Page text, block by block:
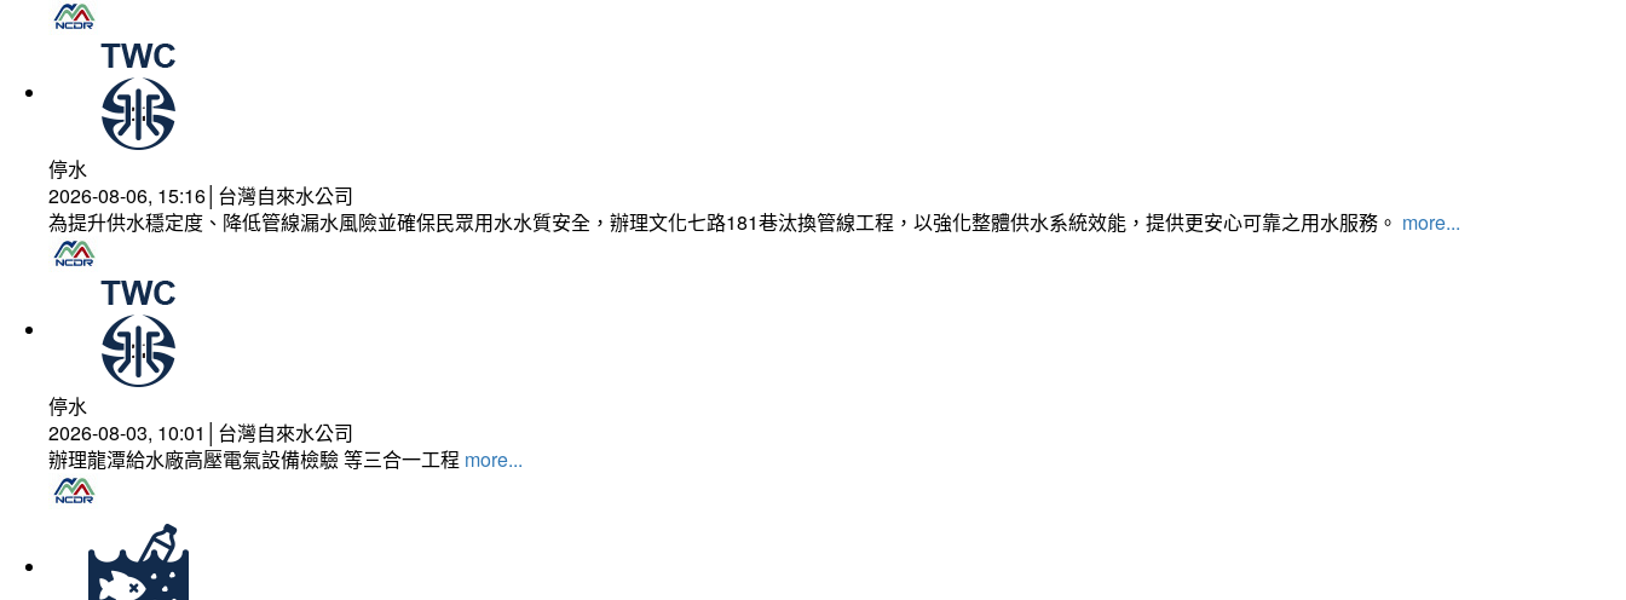
停水
2026-08-06, 15:16│台灣自來水公司
為提升供水穩定度、降低管線漏水風險並確保民眾用水水質安全，辦理文化七路181巷汰換管線工程，以強化整體供水系統效能，提供更安心可靠之用水服務。 more...
停水
2026-08-03, 10:01│台灣自來水公司
辦理龍潭給水廠高壓電氣設備檢驗 等三合一工程 more...